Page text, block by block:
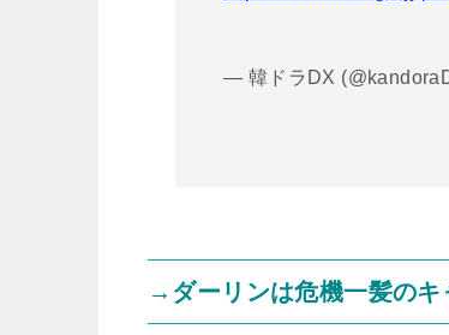
— 韓ドラDX
→ダーリンは危機一髪のキ